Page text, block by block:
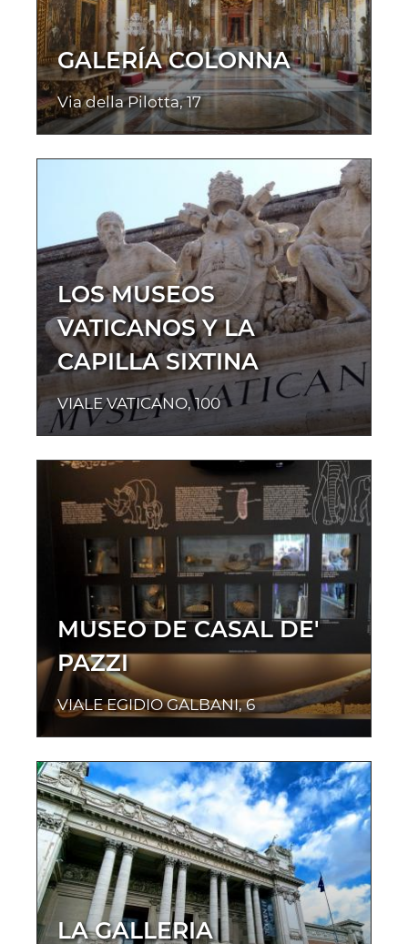
GALERÍA COLONNA
Via della Pilotta, 17
LOS MUSEOS
VATICANOS Y LA
CAPILLA SIXTINA
VIALE VATICANO, 100
MUSEO DE CASAL DE'
PAZZI
VIALE EGIDIO GALBANI, 6
LA GALLERIA